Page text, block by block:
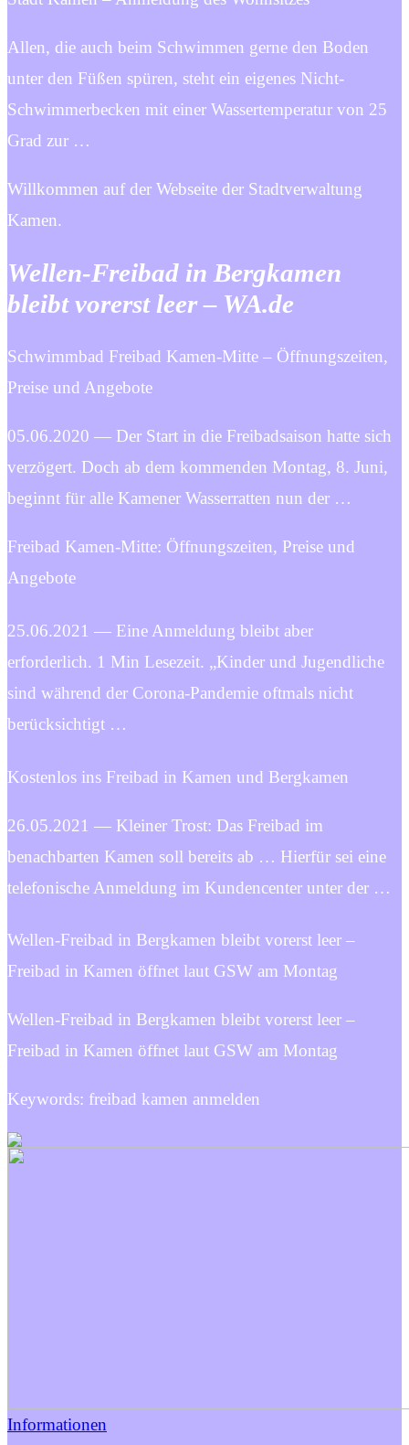
Allen, die auch beim Schwimmen gerne den Boden
unter den Füßen spüren, steht ein eigenes Nicht-
Schwimmerbecken mit einer Wassertemperatur von 25
Grad zur …
Willkommen auf der Webseite der Stadtverwaltung
Kamen.
Wellen-Freibad in Bergkamen
bleibt vorerst leer – WA.de
Schwimmbad Freibad Kamen-Mitte – Öffnungszeiten,
Preise und Angebote
05.06.2020 — Der Start in die Freibadsaison hatte sich
verzögert. Doch ab dem kommenden Montag, 8. Juni,
beginnt für alle Kamener Wasserratten nun der …
Freibad Kamen-Mitte: Öffnungszeiten, Preise und
Angebote
25.06.2021 — Eine Anmeldung bleibt aber
erforderlich. 1 Min Lesezeit. „Kinder und Jugendliche
sind während der Corona-Pandemie oftmals nicht
berücksichtigt …
Kostenlos ins Freibad in Kamen und Bergkamen
26.05.2021 — Kleiner Trost: Das Freibad im
benachbarten Kamen soll bereits ab … Hierfür sei eine
telefonische Anmeldung im Kundencenter unter der …
Wellen-Freibad in Bergkamen bleibt vorerst leer –
Freibad in Kamen öffnet laut GSW am Montag
Wellen-Freibad in Bergkamen bleibt vorerst leer –
Freibad in Kamen öffnet laut GSW am Montag
Keywords: freibad kamen anmelden
Informationen